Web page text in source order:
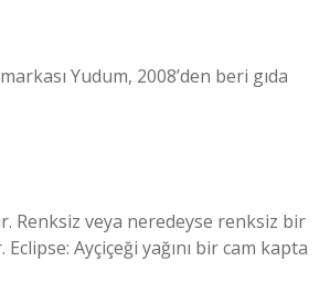
Yudum, 2008’den beri gıda
Renksiz veya neredeyse renksiz bir
Ayçiçeği yağını bir cam kapta